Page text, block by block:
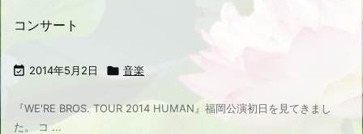
コンサート
 2014年5月2日  音楽
『WE'RE BROS. TOUR 2014 HUMAN』福岡公演初日を見てきまし
た。 コ ...